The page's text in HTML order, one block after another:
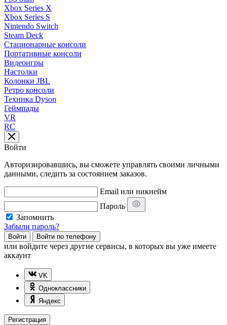
Xbox Series X
Xbox Series S
Nintendo Switch
Steam Deck
Стационарные консоли
Портативные консоли
Видеоигры
Настолки
Колонки JBL
Ретро консоли
Техника Dyson
Геймпады
VR
RC
Войти
Авторизировавшись, вы сможете управлять своими личными
данными, следить за состоянием заказов.
Email или никнейм
Пароль
Запомнить
Забыли пароль?
Войти Войти по телефону
или войдите через другие сервисы, в которых вы уже имеете
аккаунт
VK
Одноклассники
Яндекс
Регистрация